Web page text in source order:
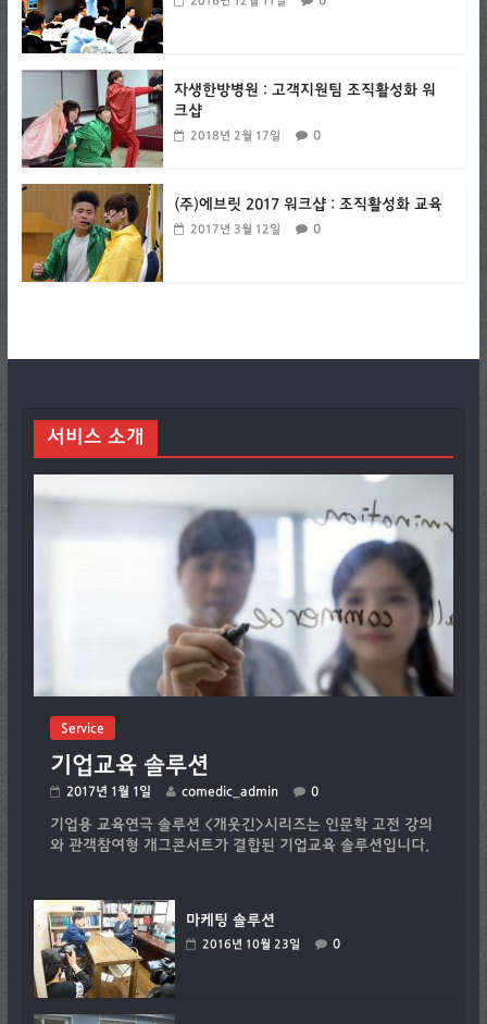
자생한방병원 : 고객지원팀 조직활성화 워
크샵
2018년 2월 17일 0
(주)에브릿 2017 워크샵 : 조직활성화 교육
2017년 3월 12일 0
서비스 소개
Service
기업교육 솔루션
2017년 1월 1일 comedic_admin 0
기업용 교육연극 솔루션 <개웃긴>시리즈는 인문학 고전 강의
와 관객참여형 개그콘서트가 결합된 기업교육 솔루션입니다.
마케팅 솔루션
2016년 10월 23일 0